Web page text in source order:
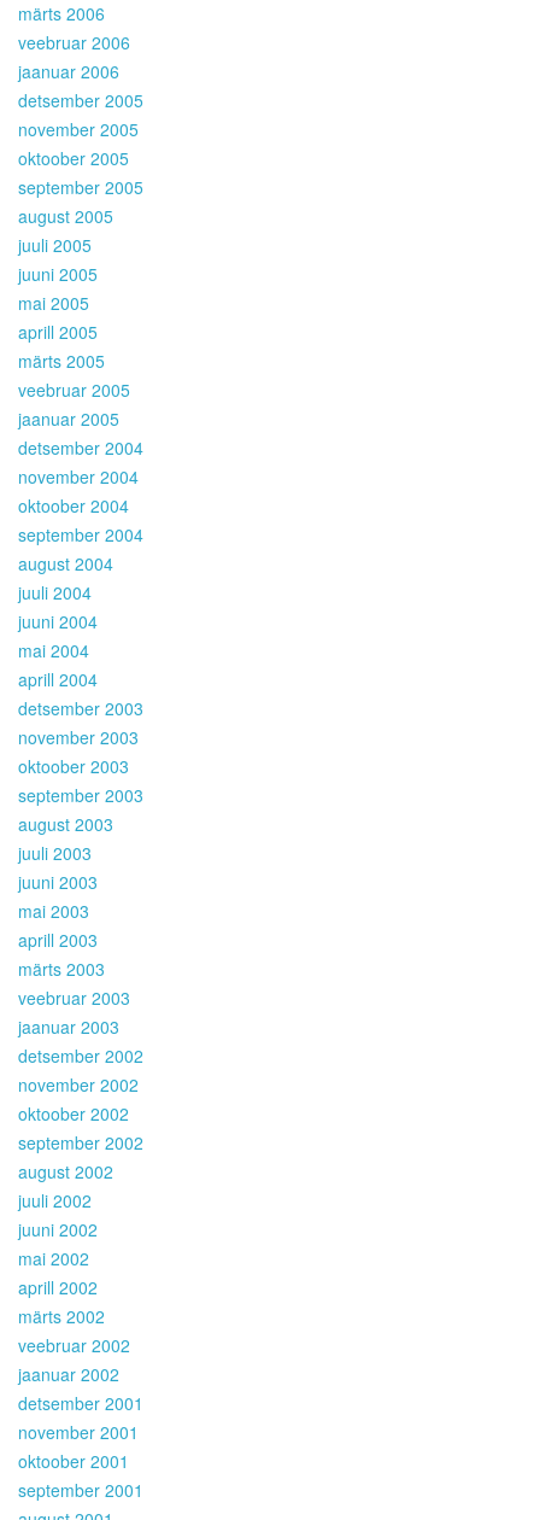
märts 2006
veebruar 2006
jaanuar 2006
detsember 2005
november 2005
oktoober 2005
september 2005
august 2005
juuli 2005
juuni 2005
mai 2005
aprill 2005
märts 2005
veebruar 2005
jaanuar 2005
detsember 2004
november 2004
oktoober 2004
september 2004
august 2004
juuli 2004
juuni 2004
mai 2004
aprill 2004
detsember 2003
november 2003
oktoober 2003
september 2003
august 2003
juuli 2003
juuni 2003
mai 2003
aprill 2003
märts 2003
veebruar 2003
jaanuar 2003
detsember 2002
november 2002
oktoober 2002
september 2002
august 2002
juuli 2002
juuni 2002
mai 2002
aprill 2002
märts 2002
veebruar 2002
jaanuar 2002
detsember 2001
november 2001
oktoober 2001
september 2001